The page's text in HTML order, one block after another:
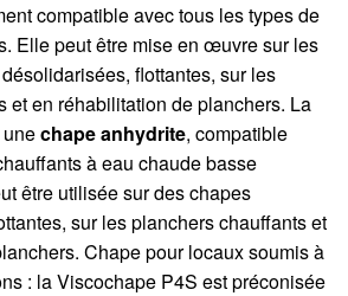
compatible avec tous les types de
Elle peut être mise en œuvre sur les
flottantes, sur les
et en réhabilitation de planchers. La
chape anhydrite, compatible
à eau chaude basse
être utilisée sur des chapes
sur les planchers chauffants et
Chape pour locaux soumis à
: la Viscochape P4S est préconisée